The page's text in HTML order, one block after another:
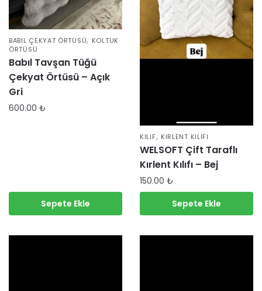
BABIL ÇEKYAT ÖRTÜSÜ, KOLTUK
ÖRTÜSÜ
Babıl Tavşan Tüğü
Çekyat Örtüsü – Açık
Gri
600.00 ₺
Sepete Ekle
KILIF, KIRLENT KILIFI
WELSOFT Çift Taraflı
Kırlent Kılıfı – Bej
150.00 ₺
Sepete Ekle